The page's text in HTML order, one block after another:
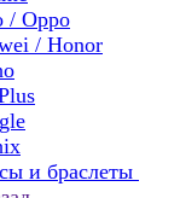
/ Oppo
/ Honor
и браслеты